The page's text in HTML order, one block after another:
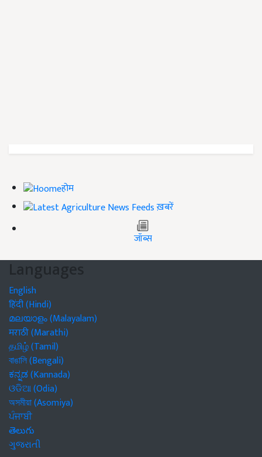
होम
ख़बरें
जॉब्स
Languages
English
हिंदी (Hindi)
മലയാളം (Malayalam)
मराठी (Marathi)
தமிழ் (Tamil)
বাঙালি (Bengali)
ಕನ್ನಡ (Kannada)
ଓଡିଆ (Odia)
অসমীয়া (Asomiya)
ਪੰਜਾਬੀ
తెలుగు
ગુજરાતી